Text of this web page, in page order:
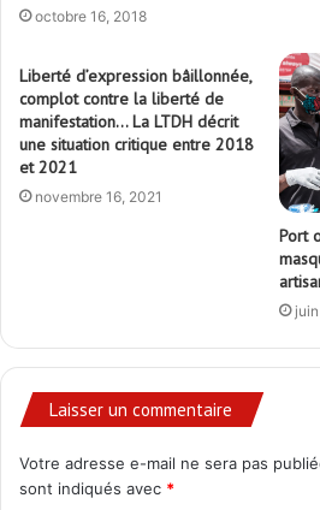
octobre 16, 2018
Liberté d’expression bâillonnée,
complot contre la liberté de
manifestation… La LTDH décrit
une situation critique entre 2018
et 2021
novembre 16, 2021
Port
Laisser un commentaire
Votre adresse e-mail ne sera pas
sont indiqués avec *